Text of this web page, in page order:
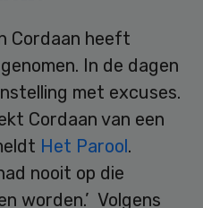
Cordaan heeft
In de dagen
met excuses.
Cordaan van een
Het Parool.
nooit op die
worden.’ Volgens